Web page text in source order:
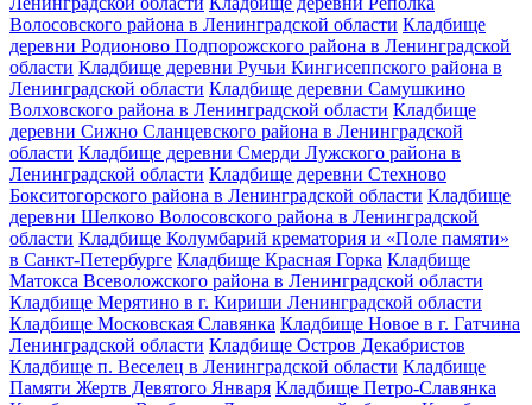
Волосовского района в Ленинградской области Кладбище
деревни Родионово Подпорожского района в Ленинградской
области Кладбище деревни Ручьи Кингисеппского района в
Ленинградской области Кладбище деревни Самушкино
Волховского района в Ленинградской области Кладбище
деревни Сижно Сланцевского района в Ленинградской
области Кладбище деревни Смерди Лужского района в
Ленинградской области Кладбище деревни Стехново
Бокситогорского района в Ленинградской области Кладбище
деревни Шелково Волосовского района в Ленинградской
области Кладбище Колумбарий крематория и «Поле памяти»
в Санкт-Петербурге Кладбище Красная Горка Кладбище
Матокса Всеволожского района в Ленинградской области
Кладбище Мерятино в г. Кириши Ленинградской области
Кладбище Московская Славянка Кладбище Новое в г. Гатчина
Ленинградской области Кладбище Остров Декабристов
Кладбище п. Веселец в Ленинградской области Кладбище
Памяти Жертв Девятого Января Кладбище Петро-Славянка